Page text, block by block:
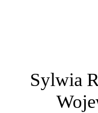
Sylwia